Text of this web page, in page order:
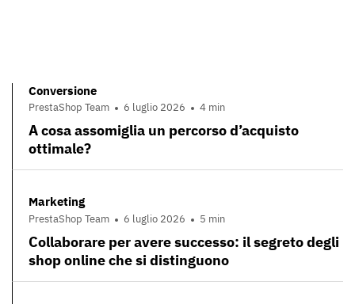
Conversione
PrestaShop Team 6 luglio 2026 4 min
A cosa assomiglia un percorso d’acquisto
ottimale?
Marketing
PrestaShop Team 6 luglio 2026 5 min
Collaborare per avere successo: il segreto degli
shop online che si distinguono